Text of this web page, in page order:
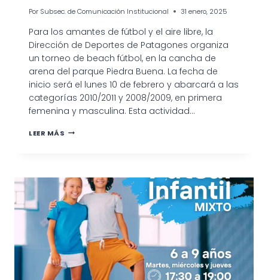
Por Subsec. de Comunicación Institucional 31 enero, 2025
Para los amantes de fútbol y el aire libre, la
Dirección de Deportes de Patagones organiza
un torneo de beach fútbol, en la cancha de
arena del parque Piedra Buena. La fecha de
inicio será el lunes 10 de febrero y abarcará a las
categorías 2010/2011 y 2008/2009, en primera
femenina y masculina. Esta actividad…
LEER MÁS TORNEO
LA
COSTANERA
MARAGATA